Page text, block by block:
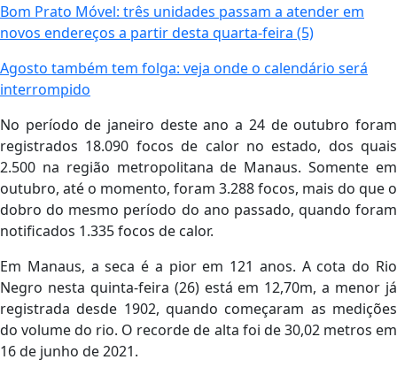
Bom Prato Móvel: três unidades passam a atender em
novos endereços a partir desta quarta-feira (5)
Agosto também tem folga: veja onde o calendário será
interrompido
No período de janeiro deste ano a 24 de outubro foram
registrados 18.090 focos de calor no estado, dos quais
2.500 na região metropolitana de Manaus. Somente em
outubro, até o momento, foram 3.288 focos, mais do que o
dobro do mesmo período do ano passado, quando foram
notificados 1.335 focos de calor.
Em Manaus, a seca é a pior em 121 anos. A cota do Rio
Negro nesta quinta-feira (26) está em 12,70m, a menor já
registrada desde 1902, quando começaram as medições
do volume do rio. O recorde de alta foi de 30,02 metros em
16 de junho de 2021.